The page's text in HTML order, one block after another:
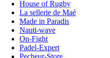
House of Rugby
La sellerie de Maé
Made in Paradis
Nauti-wave
On-Fight
Padel-Expert